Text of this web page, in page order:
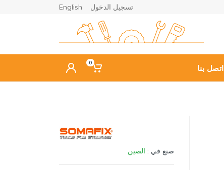
تسجيل الدخول English
اتصل بنا
0
صنع في : الصين